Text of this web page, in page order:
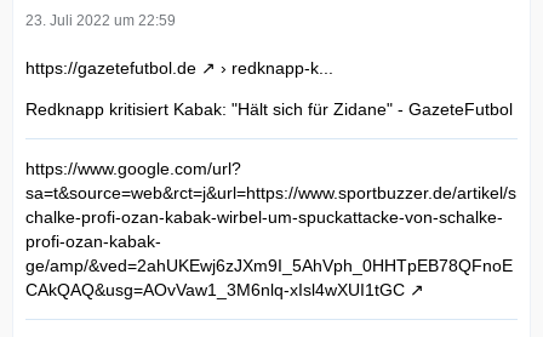
23. Juli 2022 um 22:59
https://gazetefutbol.de › redknapp-k...
Redknapp kritisiert Kabak: "Hält sich für Zidane" - GazeteFutbol
https://www.google.com/url?
sa=t&source=web&rct=j&url=https://www.sportbuzzer.de/artikel/s
chalke-profi-ozan-kabak-wirbel-um-spuckattacke-von-schalke-
profi-ozan-kabak-
ge/amp/&ved=2ahUKEwj6zJXm9I_5AhVph_0HHTpEB78QFnoE
CAkQAQ&usg=AOvVaw1_3M6nlq-xIsl4wXUI1tGC